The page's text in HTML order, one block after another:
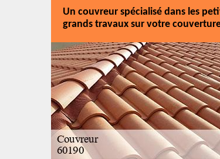
Un couvreur spécialisé dans les
grands travaux sur votre